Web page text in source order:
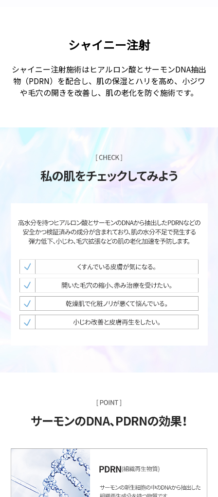
シャイニー注射
シャイニー注射施術はヒアルロン酸とサーモンDNA抽出
物（PDRN）を配合し、肌の保湿とハリを高め、小ジワ
や毛穴の開きを改善し、肌の老化を防ぐ施術です。